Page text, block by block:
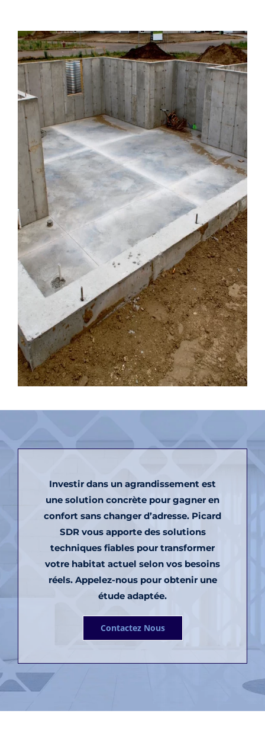
Investir dans un agrandissement est
une solution concrète pour gagner en
confort sans changer d’adresse. Picard
SDR vous apporte des solutions
techniques fiables pour transformer
votre habitat actuel selon vos besoins
réels. Appelez-nous pour obtenir une
étude adaptée.
Contactez Nous